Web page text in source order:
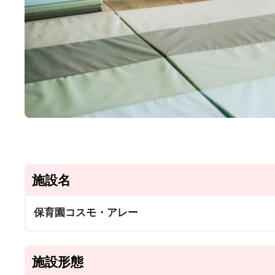
施設名
保育園コスモ・アレー
施設形態